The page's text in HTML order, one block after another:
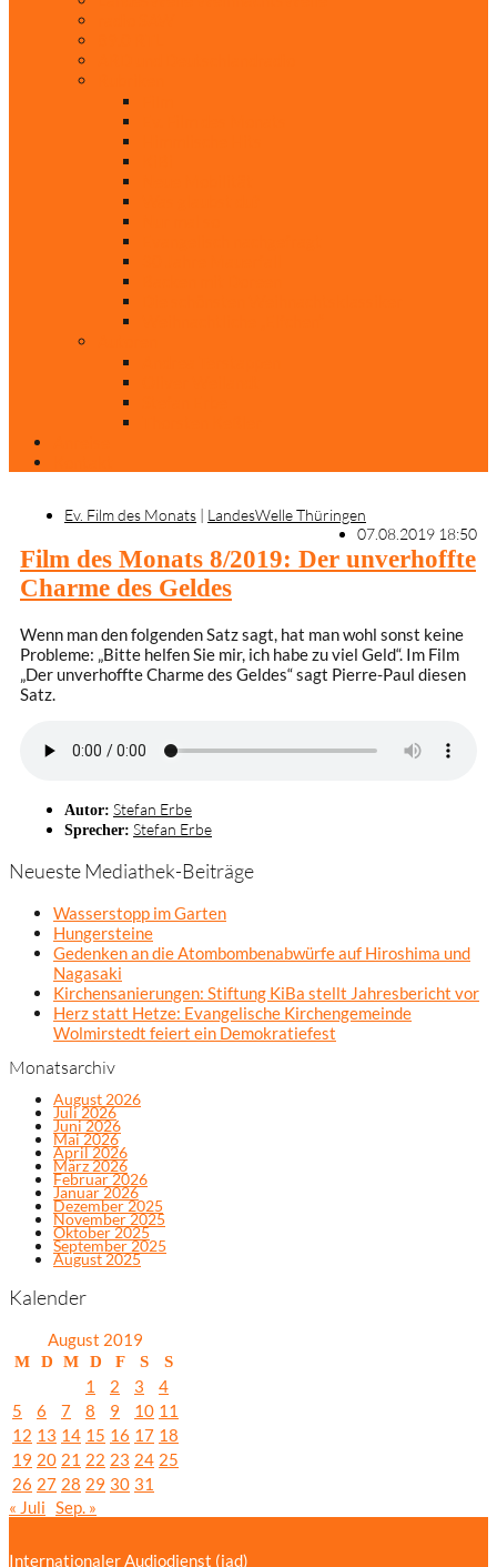
Ev. Film des Monats | LandesWelle Thüringen
07.08.2019 18:50
Film des Monats 8/2019: Der unverhoffte
Charme des Geldes
Wenn man den folgenden Satz sagt, hat man wohl sonst keine
Probleme: „Bitte helfen Sie mir, ich habe zu viel Geld“. Im Film
„Der unverhoffte Charme des Geldes“ sagt Pierre-Paul diesen
Satz.
Autor: Stefan Erbe
Sprecher: Stefan Erbe
Neueste Mediathek-Beiträge
Wasserstopp im Garten
Hungersteine
Gedenken an die Atombombenabwürfe auf Hiroshima und
Nagasaki
Kirchensanierungen: Stiftung KiBa stellt Jahresbericht vor
Herz statt Hetze: Evangelische Kirchengemeinde
Wolmirstedt feiert ein Demokratiefest
Monatsarchiv
August 2026
Juli 2026
Juni 2026
Mai 2026
April 2026
März 2026
Februar 2026
Januar 2026
Dezember 2025
November 2025
Oktober 2025
September 2025
August 2025
Kalender
August 2019
M D M D F S S
1 2 3
4
5
6 7 8 9 10 11
12 13 14 15 16 17 18
19 20 21 22 23 24 25
26 27 28 29 30 31
« Juli Sep. »
Internationaler Audiodienst (iad)